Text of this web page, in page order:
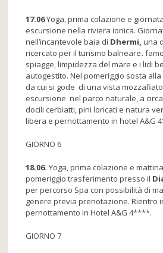
17.06Yoga, prima colazione e
escursione nella riviera ionica.
nell’incantevole baia di Dhermi,una
ricercato per il turismo balneare.
spiagge, limpidezza del mare e i lidi
autogestito. Nel pomeriggio sosta
da cui si gode di una vista
escursione nel parco naturale, a
docili cerbiatti, pini loricati e natura
libera e pernottamento in hotel A&G
GIORNO 6
18.06.Yoga, prima colazione e
pomeriggio trasferimento presso il
per percorso Spa con possibilità di
genere previa prenotazione. Rientro
pernottamento in Hotel A&G 4****.
GIORNO 7